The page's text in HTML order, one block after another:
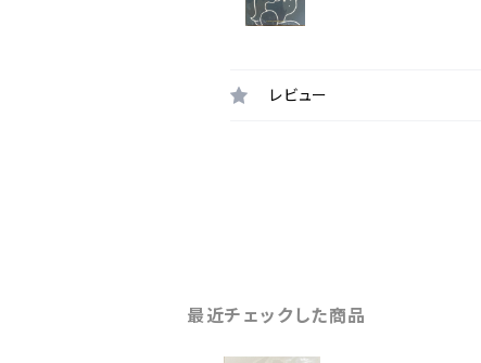
レビュー
最近チェックした商品